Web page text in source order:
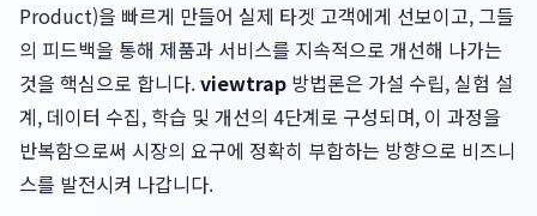
Product)을 빠르게 만들어 실제 타겟 고객에게 선보이고, 그들
의 피드백을 통해 제품과 서비스를 지속적으로 개선해 나가는
것을 핵심으로 합니다.viewtrap 방법론은 가설 수립, 실험 설
계, 데이터 수집, 학습 및 개선의 4단계로 구성되며, 이 과정을
반복함으로써 시장의 요구에 정확히 부합하는 방향으로 비즈니
스를 발전시켜 나갑니다.